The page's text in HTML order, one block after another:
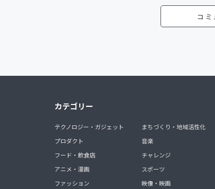
コミ
カテゴリー
テクノロジー・ガジェット
プロダクト
フード・飲食店
アニメ・漫画
ファッション
まちづくり・地域活性化
音楽
チャレンジ
スポーツ
映像・映画